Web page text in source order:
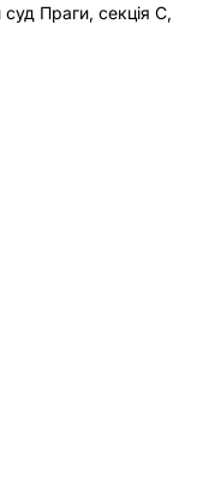
Праги, секція C,